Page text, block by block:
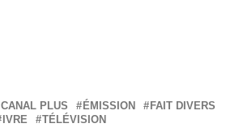
CANAL PLUS ÉMISSION
FAIT DIVERS
IVRE TÉLÉVISION